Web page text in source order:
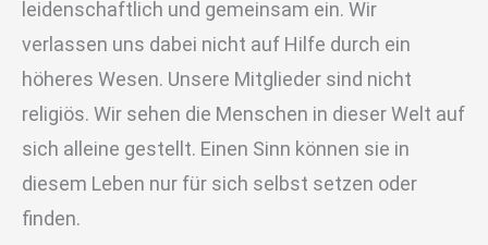
leidenschaftlich und gemeinsam ein. Wir
verlassen uns dabei nicht auf Hilfe durch ein
höheres Wesen. Unsere Mitglieder sind nicht
religiös. Wir sehen die Menschen in dieser Welt auf
sich alleine gestellt. Einen Sinn können sie in
diesem Leben nur für sich selbst setzen oder
finden.